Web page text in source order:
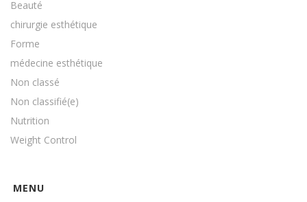
Beauté
chirurgie esthétique
Forme
médecine esthétique
Non classé
Non classifié(e)
Nutrition
Weight Control
MENU